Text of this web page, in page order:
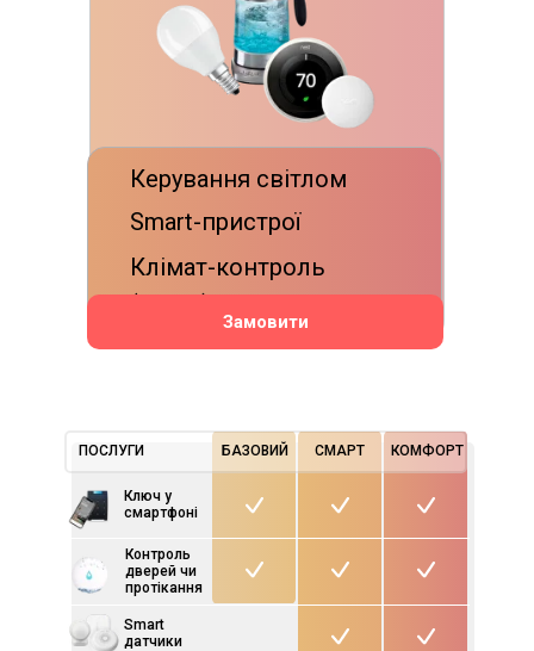
БАЗОВИЙ
ПОСЛУГИ СМАРТ КОМФОРТ
Ключ у
смартфоні
Контроль
дверей чи
протікання
Smart
датчики
Керування світлом
Smart-пристрої
Клімат-контроль
(HVAC)
Замовити